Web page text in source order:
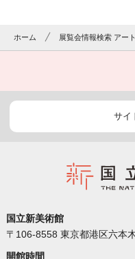
ホーム 展覧会情報検索 アー
サイ
国立新美術館
〒106-8558 東京都港区六本
開館時間